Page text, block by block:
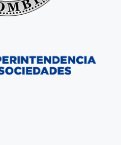
de Sociedades
web